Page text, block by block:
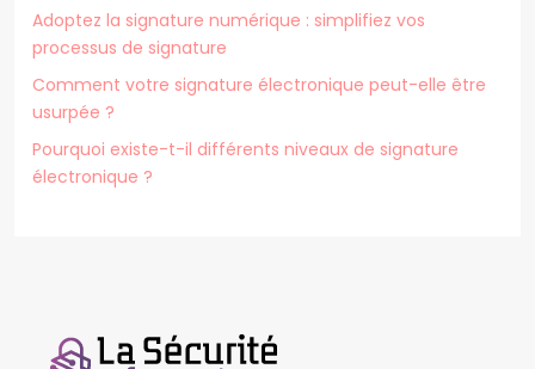
Adoptez la signature numérique : simplifiez vos
processus de signature
Comment votre signature électronique peut-elle être
usurpée ?
Pourquoi existe-t-il différents niveaux de signature
électronique ?